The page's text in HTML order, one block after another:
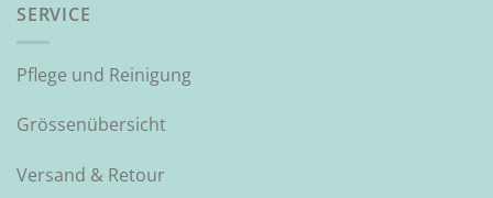
SERVICE
Pflege und Reinigung
Grössenübersicht
Versand & Retour